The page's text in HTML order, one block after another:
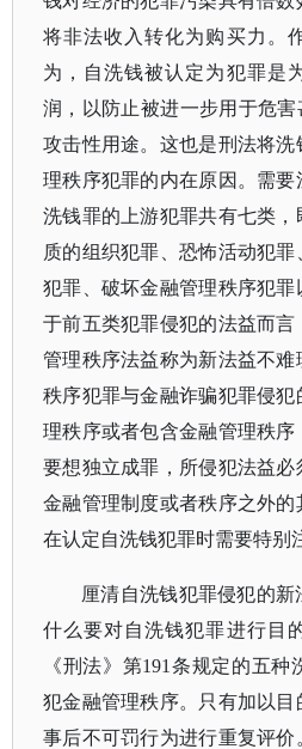
将非法收入转化为购买力。
为，自洗钱被认定为犯罪是
润，以防止被进一步用于危害
攻击性用途。这也是刑法将
理秩序犯罪的内在原因。需
洗钱罪的上游犯罪共有七类
质的组织犯罪、恐怖活动犯
犯罪、破坏金融管理秩序犯
于前五类犯罪侵犯的法益而
管理秩序法益称为新法益不
秩序犯罪与金融诈骗犯罪侵
理秩序或者包含金融管理秩
要想独立成罪，所侵犯法益
金融管理制度或者秩序之外
在认定自洗钱犯罪时需要特别
厘清自洗钱犯罪侵犯的
什么要对自洗钱犯罪进行目
《刑法》第191条规定的五种
犯金融管理秩序。只有加以
事后不可罚行为进行重复评